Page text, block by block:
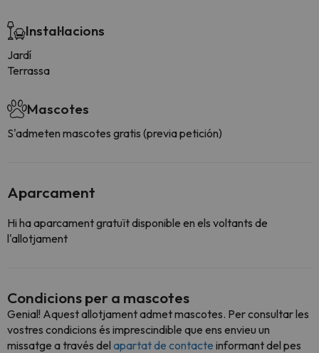
Instal·lacions
Jardí
Terrassa
Mascotes
S'admeten mascotes gratis (previa petición)
Aparcament
Hi ha aparcament gratuït disponible en els voltants de
l'allotjament
Condicions per a mascotes
Genial! Aquest allotjament admet mascotes. Per consultar les
vostres condicions és imprescindible que ens envieu un
missatge a través del apartat de contacte informant del pes